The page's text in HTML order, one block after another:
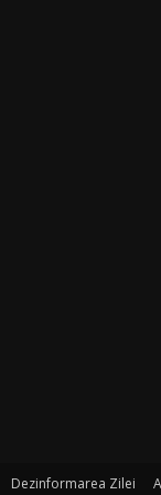
Dezinformarea Zilei